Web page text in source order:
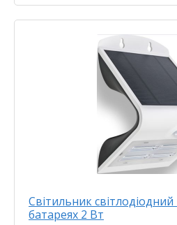
Світильник
батареях 2 Вт